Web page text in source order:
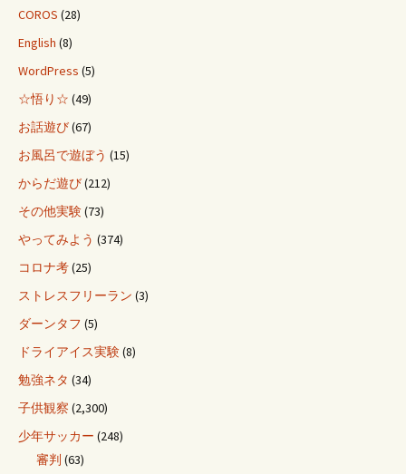
COROS (28)
English (8)
WordPress (5)
☆悟り☆ (49)
お話遊び(67)
お風呂で遊ぼう (15)
からだ遊び(212)
その他実験(73)
やってみよう (374)
コロナ考(25)
ストレスフリーラン (3)
ダーンタフ (5)
ドライアイス実験(8)
勉強ネタ (34)
子供観察 (2,300)
少年サッカー (248)
審判 (63)